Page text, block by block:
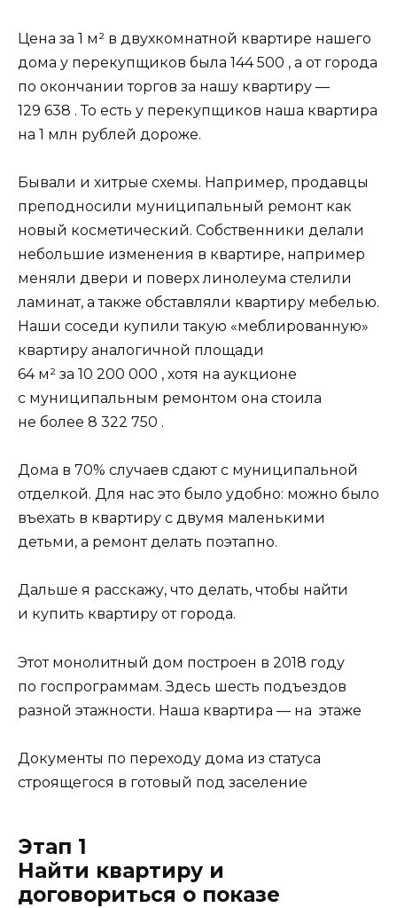
Цена за 1 м² в двухкомнатной квартире нашего
дома у перекупщиков была 144 500 , а от города
по окончании торгов за нашу квартиру —
129 638 . То есть у перекупщиков наша квартира
на 1 млн рублей дороже.
Бывали и хитрые схемы. Например, продавцы
преподносили муниципальный ремонт как
новый косметический. Собственники делали
небольшие изменения в квартире, например
меняли двери и поверх линолеума стелили
ламинат, а также обставляли квартиру мебелью.
Наши соседи купили такую «меблированную»
квартиру аналогичной площади
64 м² за 10 200 000 , хотя на аукционе
с муниципальным ремонтом она стоила
не более 8 322 750 .
Дома в 70% случаев сдают с муниципальной
отделкой. Для нас это было удобно: можно было
въехать в квартиру с двумя маленькими
детьми, а ремонт делать поэтапно.
Дальше я расскажу, что делать, чтобы найти
и купить квартиру от города.
Этот монолитный дом построен в 2018 году
по госпрограммам. Здесь шесть подъездов
разной этажности. Наша квартира — на этаже
Документы по переходу дома из статуса
строящегося в готовый под заселение
Этап 1
Найти квартиру и
договориться о показе